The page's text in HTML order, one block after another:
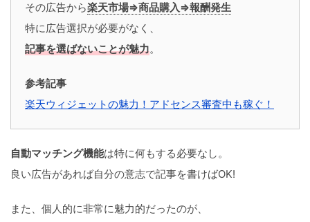
その広告から楽天市場⇒商品購入⇒報酬発生
特に広告選択が必要がなく、
記事を選ばないことが魅力。
参考記事
楽天ウィジェットの魅力！アドセンス審査中も稼ぐ！
自動マッチング機能は特に何もする必要なし。
良い広告があれば自分の意志で記事を書けばOK!
また、個人的に非常に魅力的だったのが、